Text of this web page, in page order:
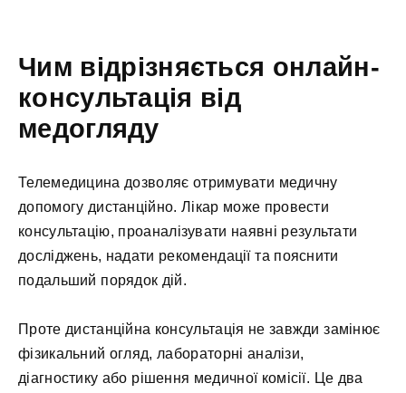
Чим відрізняється онлайн-
консультація від
медогляду
Телемедицина дозволяє отримувати медичну
допомогу дистанційно. Лікар може провести
консультацію, проаналізувати наявні результати
досліджень, надати рекомендації та пояснити
подальший порядок дій.
Проте дистанційна консультація не завжди замінює
фізикальний огляд, лабораторні аналізи,
діагностику або рішення медичної комісії. Це два